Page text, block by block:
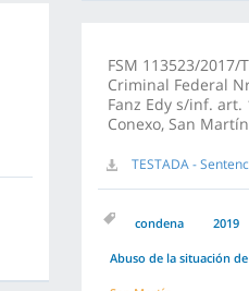
FSM 113523/
Criminal Federal
Fanz Edy s/inf. art.
Conexo, San Martín
TESTADA -
condena 2019
Abuso de la situación